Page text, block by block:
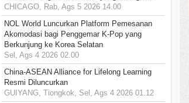
CHICAGO, Rab, Ags 5 2026 14.00
NOL World Luncurkan Platform Pemesanan
Akomodasi bagi Penggemar K-Pop yang
Berkunjung ke Korea Selatan
Sel, Ags 4 2026 02.00
China-ASEAN Alliance for Lifelong Learning
Resmi Diluncurkan
GUIYANG, Tiongkok, Sel, Ags 4 2026 01.12